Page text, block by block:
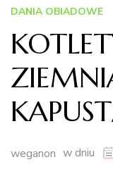
DANIA OBIADOWE
weganon w dniu